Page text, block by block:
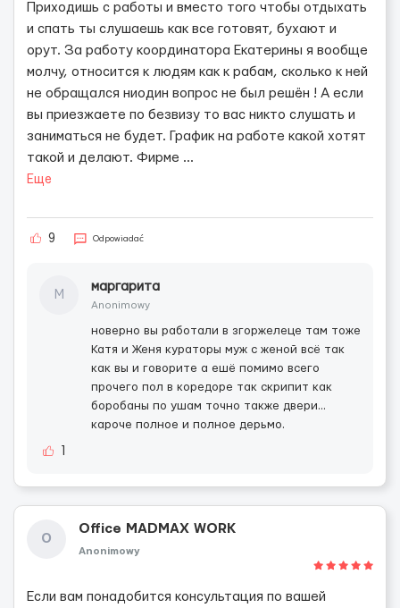
Приходишь с работы и вместо того чтобы отдыхать
и спать ты слушаешь как все готовят, бухают и
орут. За работу координатора Екатерины я вообще
молчу, относится к людям как к рабам, сколько к ней
не обращался ниодин вопрос не был решён ! А если
вы приезжаете по безвизу то вас никто слушать и
заниматься не будет. График на работе какой хотят
такой и делают. Фирме ...
Еще
9 Odpowiadać
М
маргарита
Anonimowy
новерно вы работали в згоржелеце там тоже
Катя и Женя кураторы муж с женой всё так
как вы и говорите а ешё помимо всего
прочего пол в коредоре так скрипит как
боробаны по ушам точно также двери...
кароче полное и полное дерьмо.
O
Office MADMAX WORK
Anonimowy
Если вам понадобится консультация по вашей